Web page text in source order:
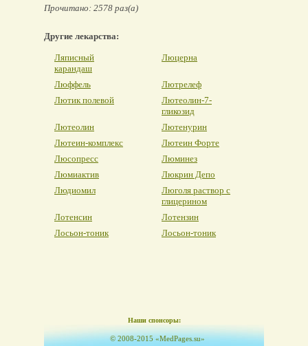
Прочитано: 2578 раз(а)
Другие лекарства:
Ляписный
карандаш
Люцерна
Люффель
Лютрелеф
Лютик полевой
Лютеолин-7-
гликозид
Лютеолин
Лютенурин
Лютеин-комплекс
Лютеин Форте
Люсопресс
Люминез
Люмиактив
Люкрин Депо
Людиомил
Люголя раствор с
глицерином
Лотенсин
Лотензин
Лосьон-тоник
Лосьон-тоник
Наши спонсоры:
© 2008-2015 «MedPages.su»